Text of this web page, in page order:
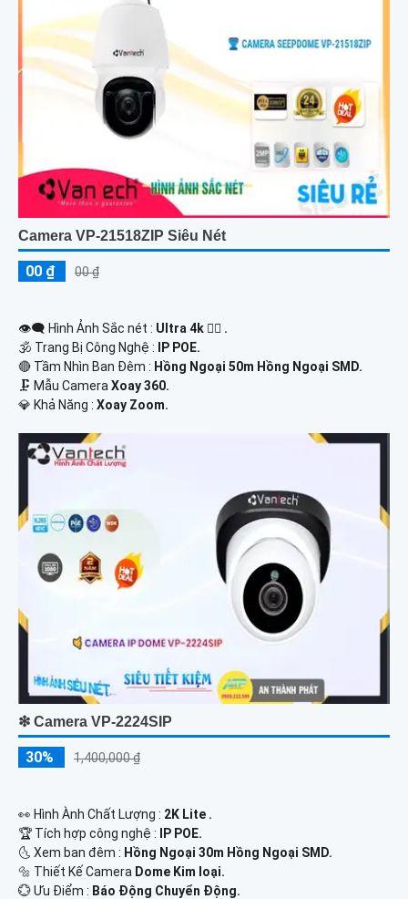
Camera VP-21518ZIP Siêu Nét
00 ₫ 00 ₫
👁️‍🗨 Hình Ảnh Sắc nét : Ultra 4k 👍🏾 .
🕉️ Trang Bị Công Nghệ :
IP POE.
🔴 Tầm Nhìn Ban Đêm : Hồng Ngoại 50m Hồng Ngoại SMD.
🗜️ Mẫu Camera Xoay 360.
️💎 Khả Năng : Xoay Zoom.
❇ Camera VP-2224SIP
30% 1,400,000 ₫
️👀 Hình Ành Chất Lượng : 2K Lite .
🏆 Tích hợp công nghệ :
IP POE.
🌜 Xem ban đêm : Hồng Ngoại 30m Hồng Ngoại SMD.
🔩 Thiết Kế Camera Dome Kim loại.
️💮 Ưu Điểm : Báo Động Chuyển Động.